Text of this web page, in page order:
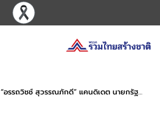
“อรรถวิชช์ สุวรรณภักดี” แคนดิเดต นายกรัฐมนตรี อันดับ 2 นักบริหารรุ่นใหม่ที่มีรากฐานแน่น